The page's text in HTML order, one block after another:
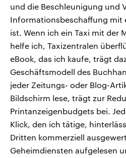
und die Beschleunigung und
Informationsbeschaffung mit
ist. Wenn ich ein Taxi mit der
helfe ich, Taxizentralen
eBook, das ich kaufe, trägt
Geschäftsmodell des
jeder Zeitungs- oder Blog-
Bildschirm lese, trägt zur
Printanzeigenbudgets bei.
Klick, den ich tätige,
Dritten kommerziell
Geheimdiensten aufgelesen